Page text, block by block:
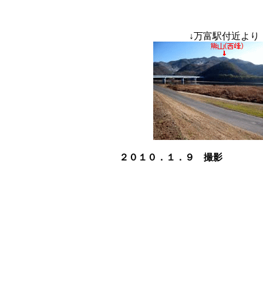
↓万富駅付
２０１０．１．９ 撮影